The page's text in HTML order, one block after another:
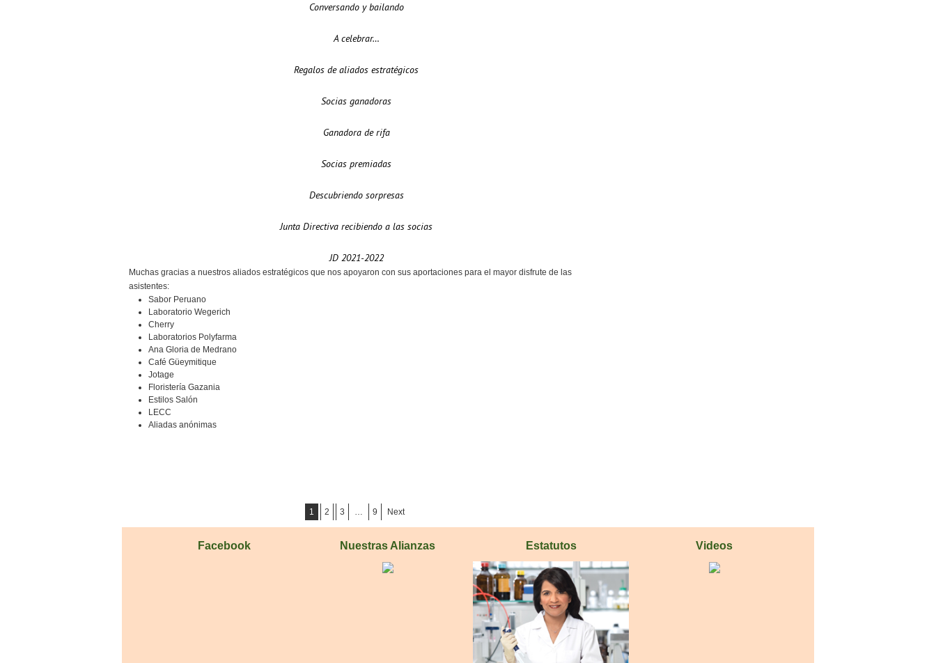
Conversando y bailando
A celebrar…
Regalos de aliados estratégicos
Socias ganadoras
Ganadora de rifa
Socias premiadas
Descubriendo sorpresas
Junta Directiva recibiendo a las socias
JD 2021-2022
Muchas gracias a nuestros aliados estratégicos que nos apoyaron con sus aportaciones para el mayor disfrute de las
asistentes:
Sabor Peruano
Laboratorio Wegerich
Cherry
Laboratorios Polyfarma
Ana Gloria de Medrano
Café Güeymitique
Jotage
Floristería Gazania
Estilos Salón
LECC
Aliadas anónimas
1 2 3 … 9 Next
Facebook Nuestras Alianzas Estatutos Videos